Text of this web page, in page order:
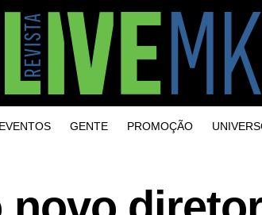
EVENTOS GENTE PROMOÇÃO